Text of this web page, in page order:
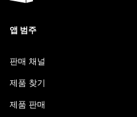
앱 범주
판매 채널
제품 찾기
제품 판매